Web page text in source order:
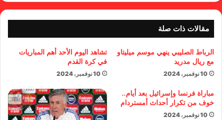
مقالات ذات صلة
الرباط الصليبي ينهي موسم ميليتاو
مع ريال مدريد
10 نوفمبر، 2024
تشاهد اليوم الأحد أهم المباريات
في كرة القدم
10 نوفمبر، 2024
مباراة فرنسا وإسرائيل بعد أيام..
خوف من تكرار أحداث أمستردام
10 نوفمبر، 2024